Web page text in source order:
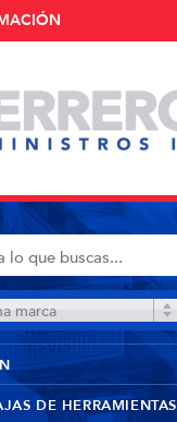
marca
DE HERRAMIENTAS